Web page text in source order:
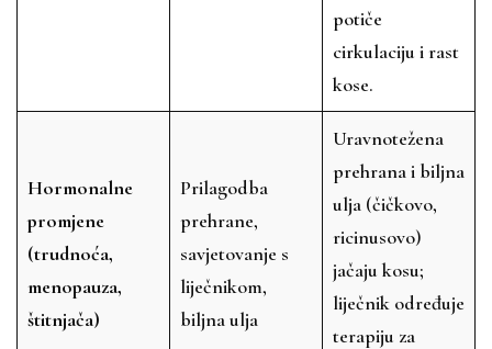
potiče
cirkulaciju i rast
kose.
Hormonalne
promjene
(trudnoća,
menopauza,
štitnjača)
Prilagodba
prehrane,
savjetovanje s
liječnikom,
biljna ulja
Uravnotežena
prehrana i biljna
ulja (čičkovo,
ricinusovo)
jačaju kosu;
liječnik određuje
terapiju za